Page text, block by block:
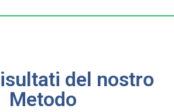
del nostro
Metodo